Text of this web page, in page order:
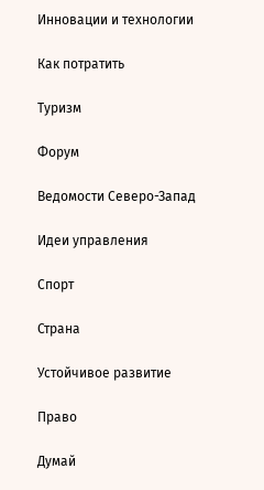
Инновации и технологии
Как потратить
Туризм
Форум
Ведомости Северо-Запад
Идеи управления
Спорт
Страна
Устойчивое развитие
Право
Думай